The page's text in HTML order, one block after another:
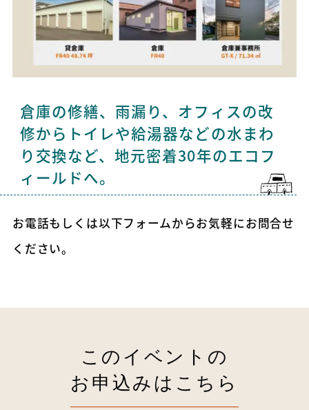
倉庫の修繕、雨漏り、オフィスの改
修からトイレや給湯器などの水まわ
り交換など、地元密着30年のエコフ
ィールドへ。
お電話もしくは以下フォームからお気軽にお問合せ
ください。
このイベントの
お申込みはこちら